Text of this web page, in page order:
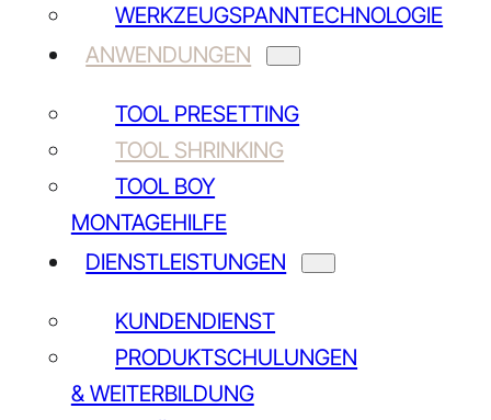
WERKZEUGSPANNTECHNOLOGIE
ANWENDUNGEN
TOOL PRESETTING
TOOL SHRINKING
TOOL BOY
MONTAGEHILFE
DIENSTLEISTUNGEN
KUNDENDIENST
PRODUKTSCHULUNGEN
& WEITERBILDUNG